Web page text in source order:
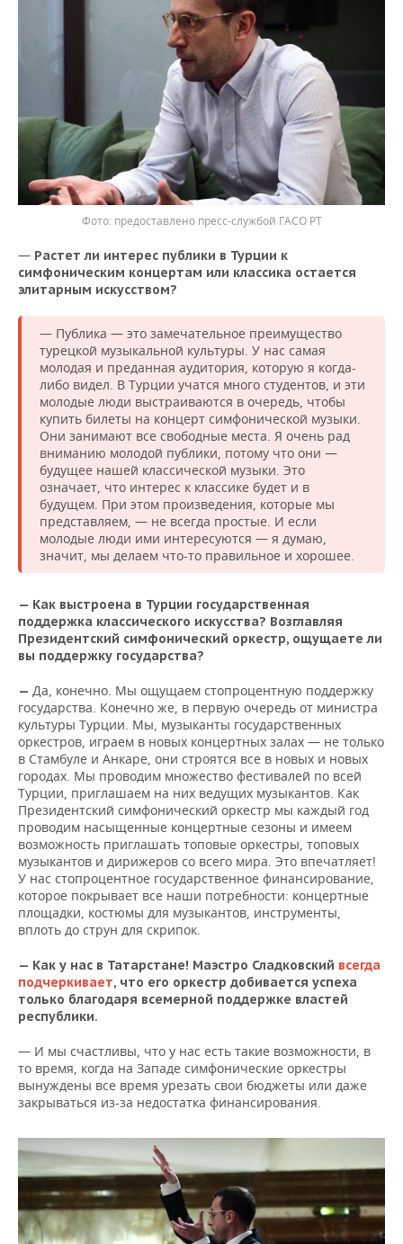
предоставлено пресс-службой ГАСО РТ
— Растет ли интерес публики в Турции к
симфоническим концертам или классика остается
элитарным искусством?
— Публика — это замечательное преимущество
турецкой музыкальной культуры. У нас самая
молодая и преданная аудитория, которую я когда-
либо видел. В Турции учатся много студентов, и эти
молодые люди выстраиваются в очередь, чтобы
купить билеты на концерт симфонической музыки.
Они занимают все свободные места. Я очень рад
вниманию молодой публики, потому что они —
будущее нашей классической музыки. Это
означает, что интерес к классике будет и в
будущем. При этом произведения, которые мы
представляем, — не всегда простые. И если
молодые люди ими интересуются — я думаю,
значит, мы делаем что-то правильное и хорошее.
— Как выстроена в Турции государственная
поддержка классического искусства? Возглавляя
Президентский симфонический оркестр, ощущаете ли
вы поддержку государства?
— Да, конечно. Мы ощущаем стопроцентную поддержку
государства. Конечно же, в первую очередь от министра
культуры Турции. Мы, музыканты государственных
оркестров, играем в новых концертных залах — не только
в Стамбуле и Анкаре, они строятся все в новых и новых
городах. Мы проводим множество фестивалей по всей
Турции, приглашаем на них ведущих музыкантов. Как
Президентский симфонический оркестр мы каждый год
проводим насыщенные концертные сезоны и имеем
возможность приглашать топовые оркестры, топовых
музыкантов и дирижеров со всего мира. Это впечатляет!
У нас стопроцентное государственное финансирование,
которое покрывает все наши потребности: концертные
площадки, костюмы для музыкантов, инструменты,
вплоть до струн для скрипок.
— Как у нас в Татарстане! Маэстро Сладковский всегда
подчеркивает, что его оркестр добивается успеха
только благодаря всемерной поддержке властей
республики.
— И мы счастливы, что у нас есть такие возможности, в
то время, когда на Западе симфонические оркестры
вынуждены все время урезать свои бюджеты или даже
закрываться из-за недостатка финансирования.